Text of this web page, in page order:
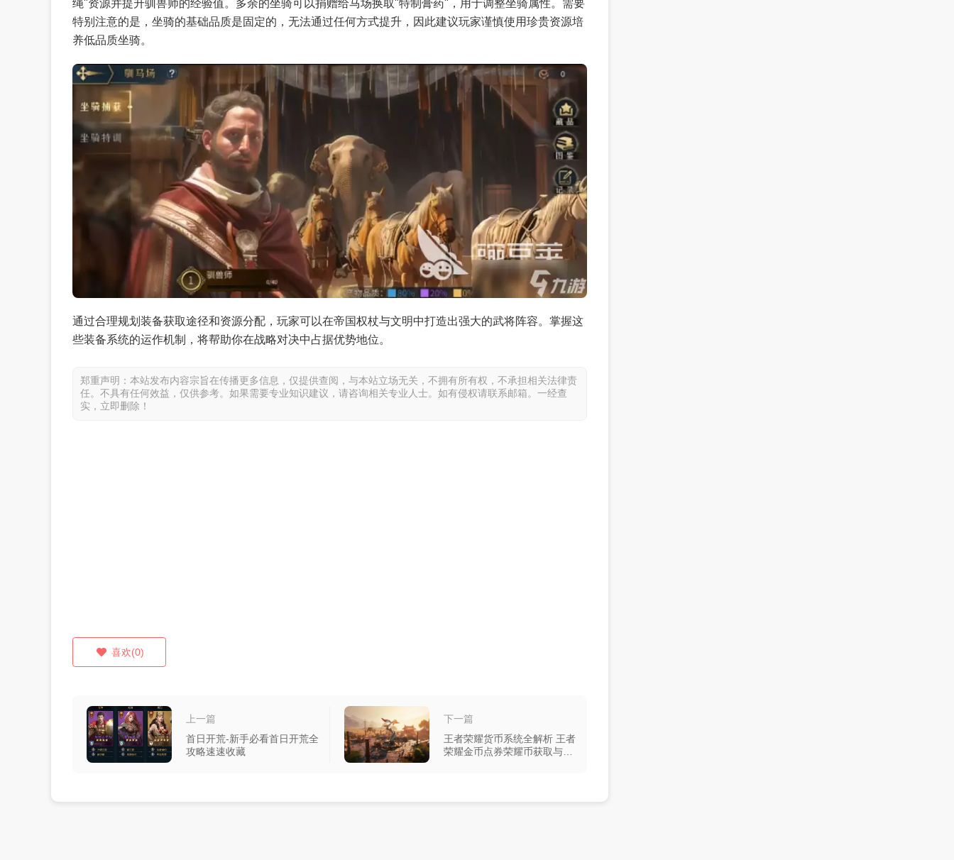
绳"资源并提升驯兽师的经验值。多余的坐骑可以捐赠给马场换取"特制膏药"，用于调整坐骑属性。需要
特别注意的是，坐骑的基础品质是固定的，无法通过任何方式提升，因此建议玩家谨慎使用珍贵资源培
养低品质坐骑。
通过合理规划装备获取途径和资源分配，玩家可以在帝国权杖与文明中打造出强大的武将阵容。掌握这
些装备系统的运作机制，将帮助你在战略对决中占据优势地位。
郑重声明：本站发布内容宗旨在传播更多信息，仅提供查阅，与本站立场无关，不拥有所有权，不承担相关法律责
任。不具有任何效益，仅供参考。如果需要专业知识建议，请咨询相关专业人士。如有侵权请联系邮箱。一经查
实，立即删除！
喜欢(0)
上一篇
首日开荒-新手必看首日开荒全
攻略速速收藏
下一篇
王者荣耀货币系统全解析 王者
荣耀金币点券荣耀币获取与使